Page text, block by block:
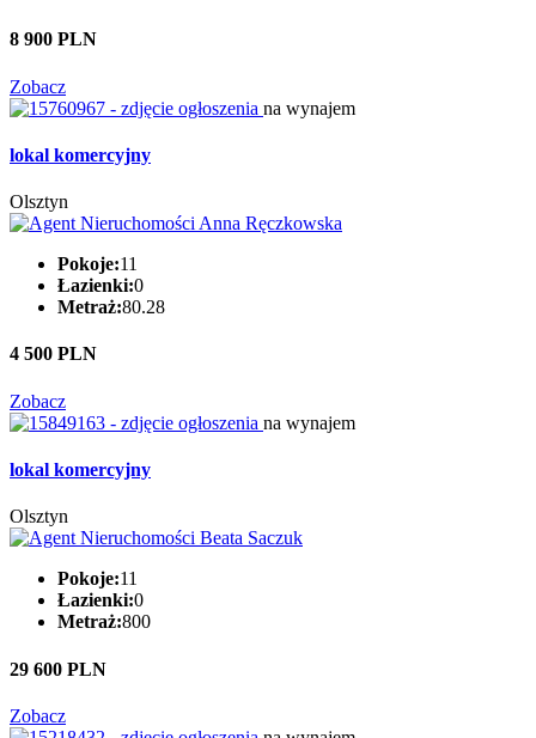
8 900 PLN
Zobacz
na wynajem
lokal komercyjny
Olsztyn
Pokoje:11
Łazienki:0
Metraż:80.28
4 500 PLN
Zobacz
na wynajem
lokal komercyjny
Olsztyn
Pokoje:11
Łazienki:0
Metraż:800
29 600 PLN
Zobacz